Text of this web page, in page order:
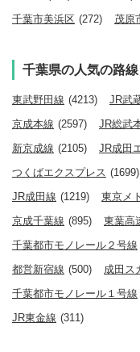
千葉市美浜区 (272) 茂原
千葉県の人気の路線
東武野田線 (4213) JR武
京成本線 (2597) JR総武
新京成線 (2105) JR成田
つくばエクスプレス (1699)
JR成田線 (1219) 東京メ
京成千葉線 (895) 東葉高
千葉都市モノレール２号線
都営新宿線 (500) 成田ス
千葉都市モノレール１号線
JR東金線 (311)